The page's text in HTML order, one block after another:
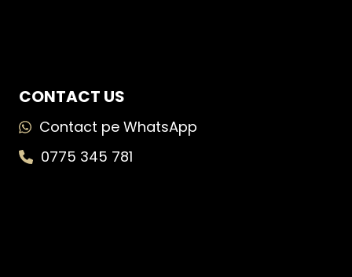
CONTACT US
Contact pe WhatsApp
0775 345 781